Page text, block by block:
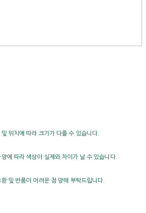
위치에 따라 크기가 다를 수 있습니다.
에 따라 색상이 실제와 차이가 날 수 있습니다.
및 반품이 어려운 점 양해 부탁드립니다.